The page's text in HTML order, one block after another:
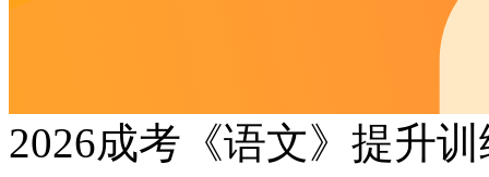
2026成考《语文》提升